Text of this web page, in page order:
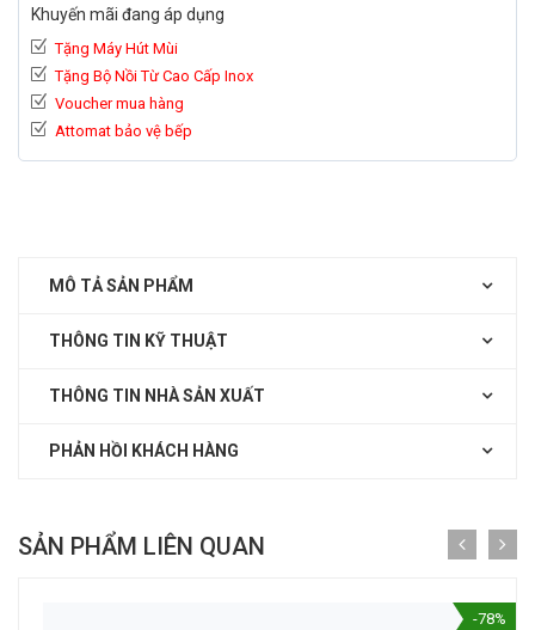
Khuyến mãi đang áp dụng
Tặng Máy Hút Mùi
Tặng Bộ Nồi Từ Cao Cấp Inox
Voucher mua hàng
Attomat bảo vệ bếp
MÔ TẢ SẢN PHẨM
THÔNG TIN KỸ THUẬT
THÔNG TIN NHÀ SẢN XUẤT
PHẢN HỒI KHÁCH HÀNG
SẢN PHẨM LIÊN QUAN
-78%